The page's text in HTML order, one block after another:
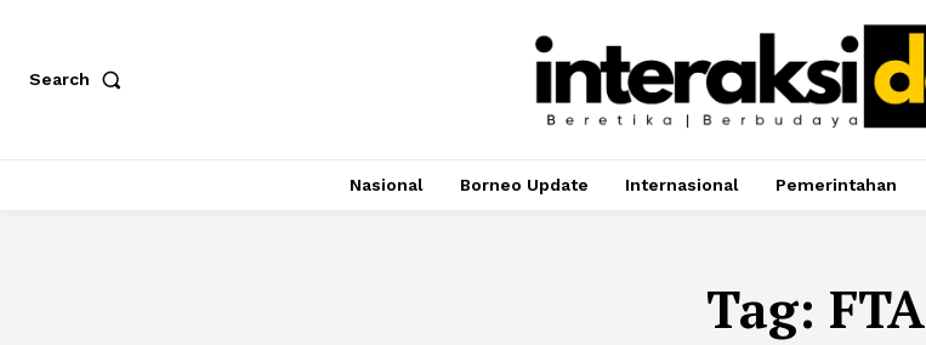
Search
Nasional Borneo Update Internasional Pemerintahan
Tag: FTA